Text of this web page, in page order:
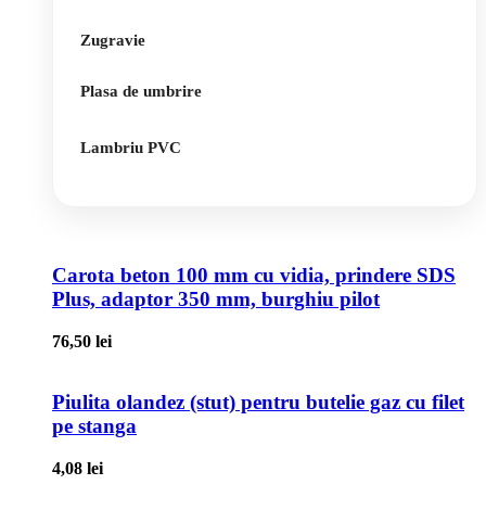
Zugravie
Plasa de umbrire
Lambriu PVC
Carota beton 100 mm cu vidia, prindere SDS
Plus, adaptor 350 mm, burghiu pilot
76,50 lei
Piulita olandez (stut) pentru butelie gaz cu filet
pe stanga
4,08 lei